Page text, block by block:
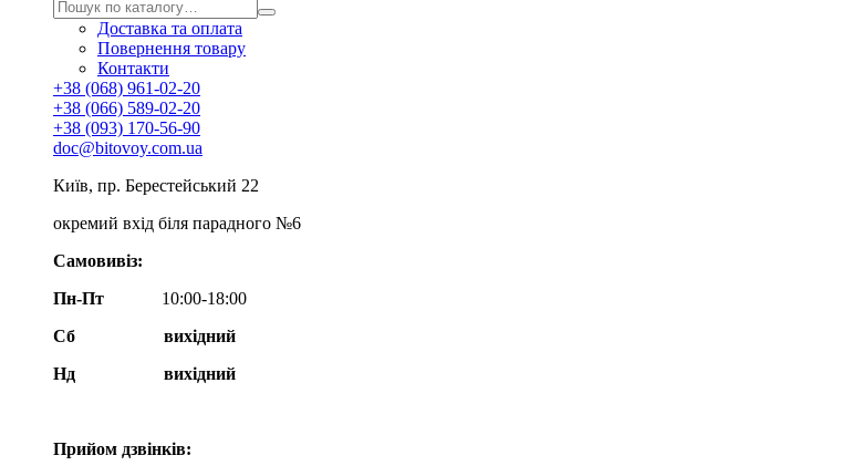
Доставка та оплата
Повернення товару
Контакти
+38 (068) 961-02-20
+38 (066) 589-02-20
+38 (093) 170-56-90
doc@bitovoy.com.ua
Київ, пр. Берестейський 22
окремий вхід біля парадного №6
Самовивіз:
Пн-Пт
10:00-18:00
Сб
вихідний
Нд
вихідний
Прийом дзвінків: